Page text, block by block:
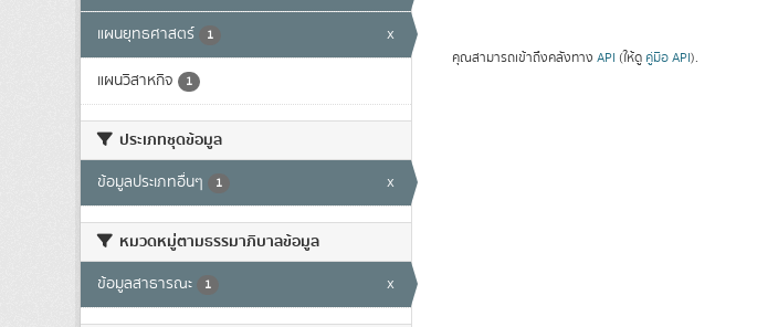
แผนยุทธศาสตร์ 1 x
แผนวิสาหกิจ 1
ประเภทชุดข้อมูล
ข้อมูลประเภทอื่นๆ 1 x
หมวดหมู่ตามธรรมาภิบาลข้อมูล
ข้อมูลสาธารณะ 1 x
คุณสามารถเข้าถึงคลังทาง API (ให้ดู คู่มือ API).